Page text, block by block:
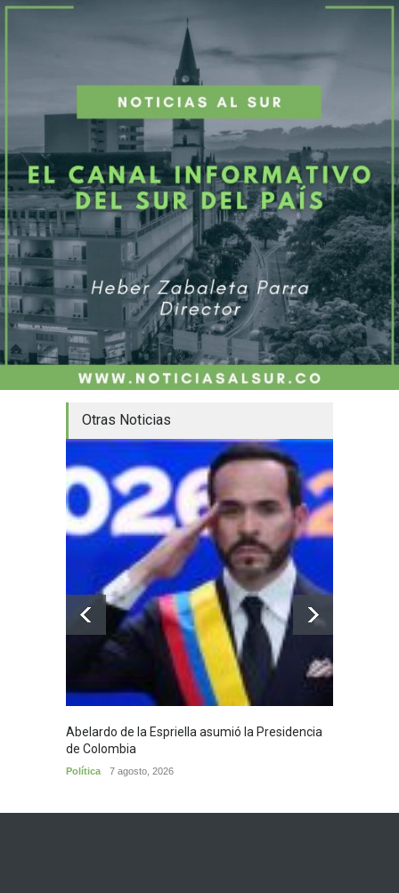
Otras Noticias
Abelardo de la Espriella asumió la Presidencia
de Colombia
Política 7 agosto, 2026